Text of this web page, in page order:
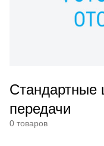
Стандартные
передачи
0 товаров